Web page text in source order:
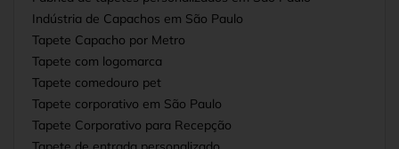
Indústria de Capachos em São Paulo
Tapete Capacho por Metro
Tapete com logomarca
Tapete comedouro pet
Tapete corporativo em São Paulo
Tapete Corporativo para Recepção